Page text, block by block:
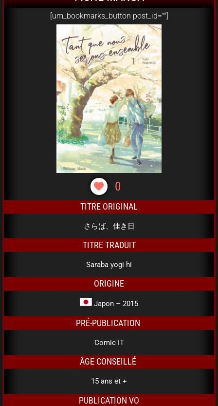
[um_bookmarks_button post_id=""]
0
TITRE ORIGINAL
さらば、佳き日
TITRE TRADUIT
Saraba yogi hi
ORIGINE
Japon – 2015
PRÉ-PUBLICATION
Comic IT
ÂGE CONSEILLÉ
15 ans et +
PUBLICATION VO